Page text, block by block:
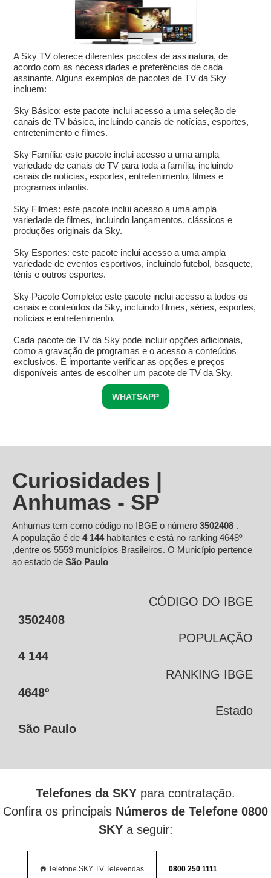
A Sky TV oferece diferentes pacotes de assinatura, de
acordo com as necessidades e preferências de cada
assinante. Alguns exemplos de pacotes de TV da Sky
incluem:
Sky Básico: este pacote inclui acesso a uma seleção de
canais de TV básica, incluindo canais de notícias, esportes,
entretenimento e filmes.
Sky Família: este pacote inclui acesso a uma ampla
variedade de canais de TV para toda a família, incluindo
canais de notícias, esportes, entretenimento, filmes e
programas infantis.
Sky Filmes: este pacote inclui acesso a uma ampla
variedade de filmes, incluindo lançamentos, clássicos e
produções originais da Sky.
Sky Esportes: este pacote inclui acesso a uma ampla
variedade de eventos esportivos, incluindo futebol, basquete,
tênis e outros esportes.
Sky Pacote Completo: este pacote inclui acesso a todos os
canais e conteúdos da Sky, incluindo filmes, séries, esportes,
notícias e entretenimento.
Cada pacote de TV da Sky pode incluir opções adicionais,
como a gravação de programas e o acesso a conteúdos
exclusivos. É importante verificar as opções e preços
disponíveis antes de escolher um pacote de TV da Sky.
WHATSAPP
Curiosidades |
Anhumas - SP
Anhumas tem como código no IBGE o número 3502408 .
A população é de 4 144 habitantes e está no ranking 4648º
,dentre os 5559 municípios Brasileiros. O Município pertence
ao estado de São Paulo
CÓDIGO DO IBGE
3502408
POPULAÇÃO
4 144
RANKING IBGE
4648º
Estado
São Paulo
Telefones da SKY para contratação.
Confira os principais Números de Telefone 0800
SKYa seguir:
☎️ Telefone SKY TV Televendas 0800 250 1111